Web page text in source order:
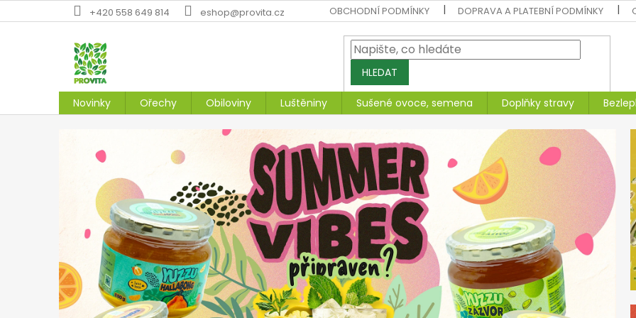
na
+420 558 649 814 eshop@provita.cz OBCHODNÍ PODMÍNKY DOPRAVA A PLATEBNÍ PODMÍNKY
HLEDAT
Novinky Ořechy Obiloviny Luštěniny Sušené ovoce, semena Doplňky stravy
O